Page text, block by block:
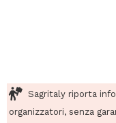
Sagritaly riporta
organizzatori, senza